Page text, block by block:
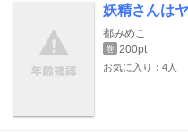
妖精さんは
都みめこ
巻 200pt
お気に入り：4人